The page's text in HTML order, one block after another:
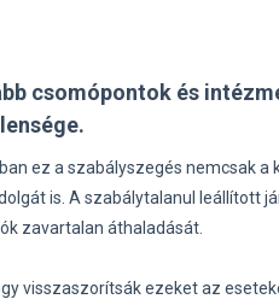
csomópontok és
ez a szabályszegés nemcsak
is. A szabálytalanul leállított
zavartalan áthaladását.
visszaszorítsák ezeket az